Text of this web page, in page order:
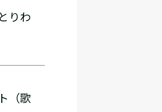
りわ
（歌